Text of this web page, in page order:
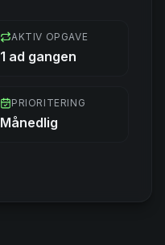
AKTIV OPGAVE
1 ad gangen
PRIORITERING
Månedlig